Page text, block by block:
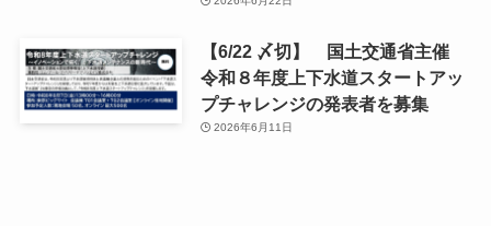
【6/22 〆切】 国土交通省主催
令和８年度上下水道スタートアッ
プチャレンジの発表者を募集
2026年6月11日